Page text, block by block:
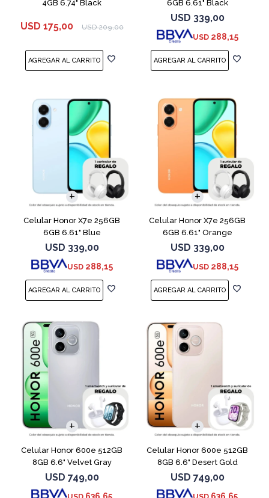
4GB 6.74" Black
USD 175,00 USD 209,00
6GB 6.61" Black
USD 339,00
USD 288,15
Celular Honor X7e 256GB
6GB 6.61" Blue
USD 339,00
USD 288,15
COMPARAR
Celular Honor X7e 256GB
6GB 6.61" Orange
USD 339,00
USD 288,15
COMPARAR
Celular Honor 600e 512GB
8GB 6.6" Velvet Gray
USD 749,00
COMPARAR
Celular Honor 600e 512GB
8GB 6.6" Desert Gold
USD 749,00
COMPARAR